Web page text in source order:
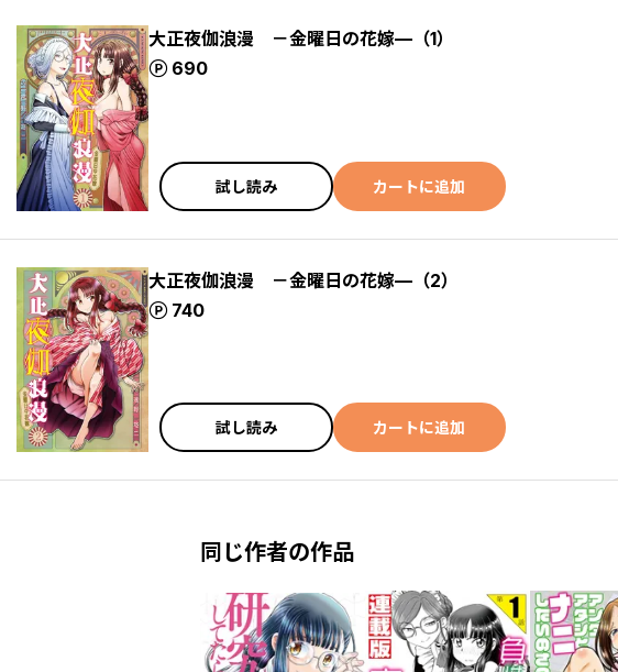
大正夜伽浪漫 －金曜日の花嫁—（1）
690
ポイント
試し読み カートに追加
大正夜伽浪漫 －金曜日の花嫁—（2）
740
ポイント
試し読み カートに追加
同じ作者の作品